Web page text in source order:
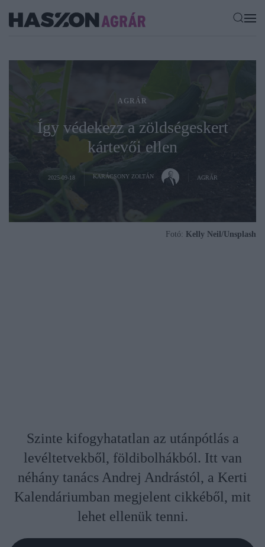
AGRÁR
Így védekezz a zöldségeskert
kártevői ellen
2025-09-18 KARÁCSONY ZOLTÁN AGRÁR
Fotó: Kelly Neil/Unsplash
Szinte kifogyhatatlan az utánpótlás a
levéltetvekből, földibolhákból. Itt van
néhány tanács Andrej Andrástól, a Kerti
Kalendáriumban megjelent cikkéből, mit
lehet ellenük tenni.